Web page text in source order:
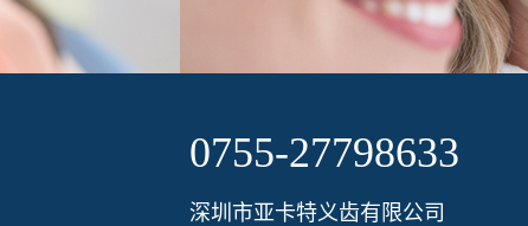
0755-27798633
深圳市亚卡特义齿有限公司